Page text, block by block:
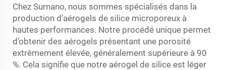
Chez Surnano, nous sommes spécialisés dans la
production d’aérogels de silice microporeux à
hautes performances. Notre procédé unique permet
d’obtenir des aérogels présentant une porosité
extrêmement élevée, généralement supérieure à 90
%. Cela signifie que notre aérogel de silice est léger